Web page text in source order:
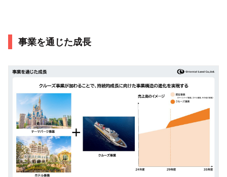
事業を通じた成長